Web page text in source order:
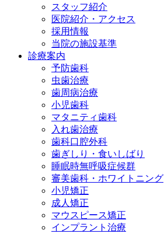
スタッフ紹介
医院紹介・アクセス
採用情報
当院の施設基準
診療案内
予防歯科
虫歯治療
歯周病治療
小児歯科
マタニティ歯科
入れ歯治療
歯科口腔外科
歯ぎしり・食いしばり
睡眠時無呼吸症候群
審美歯科・ホワイトニング
小児矯正
成人矯正
マウスピース矯正
インプラント治療